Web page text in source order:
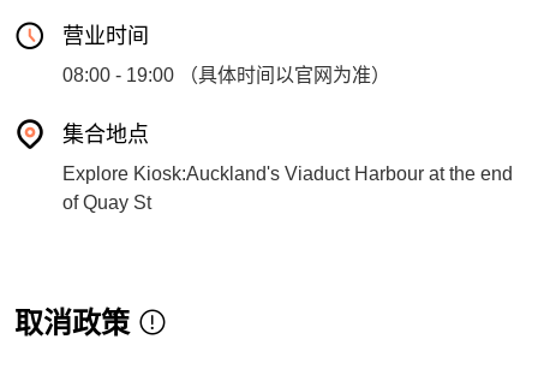
营业时间
08:00 - 19:00 （具体时间以官网为准）
集合地点
Explore Kiosk:Auckland's Viaduct Harbour at the end
of Quay St
取消政策